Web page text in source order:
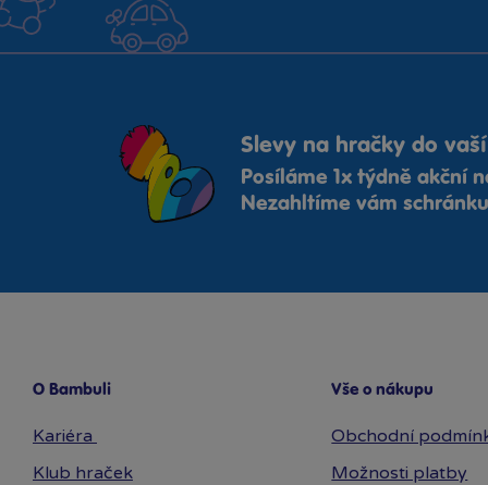
Slevy na hračky do
Posíláme 1x týdně akční
Nezahltíme vám
O Bambuli
Kariéra
Klub hraček
Vše o nákupu
Obchodní
Možnosti platby